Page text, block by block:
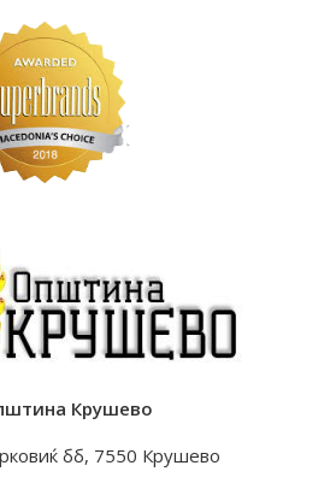
Крушево
бб, 7550 Крушево